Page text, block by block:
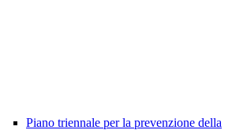
Piano triennale per la prevenzione della